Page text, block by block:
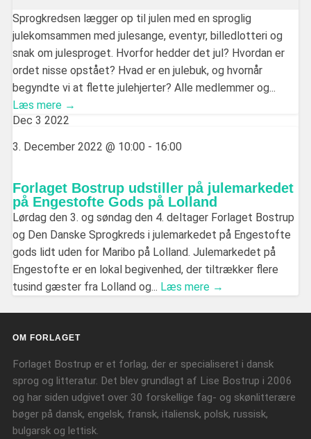
Sprogkredsen lægger op til julen med en sproglig
julekomsammen med julesange, eventyr, billedlotteri og
snak om julesproget. Hvorfor hedder det jul? Hvordan er
ordet nisse opstået? Hvad er en julebuk, og hvornår
begyndte vi at flette julehjerter? Alle medlemmer og...
Læs mere →
Dec 3 2022
3. December 2022 @ 10:00- 16:00
Forlaget Bostrup udstiller på julemarkedet
på Engestofte Gods på Lolland
Lørdag den 3. og søndag den 4. deltager Forlaget Bostrup
og Den Danske Sprogkreds i julemarkedet på Engestofte
gods lidt uden for Maribo på Lolland. Julemarkedet på
Engestofte er en lokal begivenhed, der tiltrækker flere
tusind gæster fra Lolland og... Læs mere →
OM FORLAGET
Forlaget Bostrup er et forlag, der er specialiseret i dansk
sprog og litteratur. Det blev grundlagt af Lise Bostrup i 2006
og har siden udgivet over 30 forskellige fag- og skønlitterære
bøger på dansk, engelsk, fransk, italiensk, polsk, russisk,
bulgarsk og lettisk.